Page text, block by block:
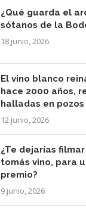
¿Qué guarda el
sótanos de la
18 junio, 2026
El vino blanco
hace 2000 años,
halladas en
12 junio, 2026
¿Te dejarías
tomás vino, para
premio?
9 junio, 2026